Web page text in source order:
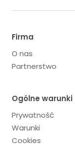
Firma
O nas
Partnerstwo
Ogólne warunki
Prywatność
Warunki
Cookies